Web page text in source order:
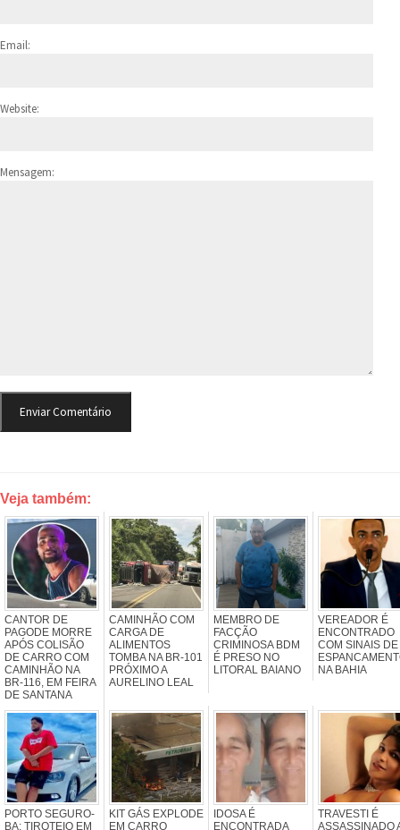
Email:
Website:
Mensagem:
Veja também:
CANTOR DE
PAGODE MORRE
APÓS COLISÃO
DE CARRO COM
CAMINHÃO NA
BR-116, EM FEIRA
DE SANTANA
CAMINHÃO COM
CARGA DE
ALIMENTOS
TOMBA NA BR-101
PRÓXIMO A
AURELINO LEAL
MEMBRO DE
FACÇÃO
CRIMINOSA BDM
É PRESO NO
LITORAL BAIANO
VEREADOR É
ENCONTRADO
COM SINAIS DE
NA BAHIA
PORTO SEGURO-
BA: TIROTEIO EM
KIT GÁS EXPLODE
EM CARRO
IDOSA É
ENCONTRADA
TRAVESTI É
ASSASSINADO